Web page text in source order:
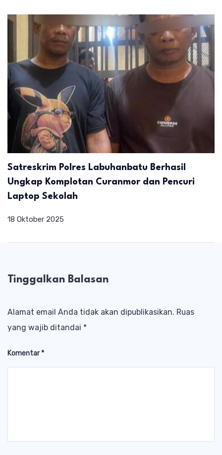
Satreskrim Polres Labuhanbatu Berhasil
Ungkap Komplotan Curanmor dan Pencuri
Laptop Sekolah
18 Oktober 2025
Tinggalkan Balasan
Alamat email Anda tidak akan dipublikasikan. Ruas
yang wajib ditandai *
Komentar*